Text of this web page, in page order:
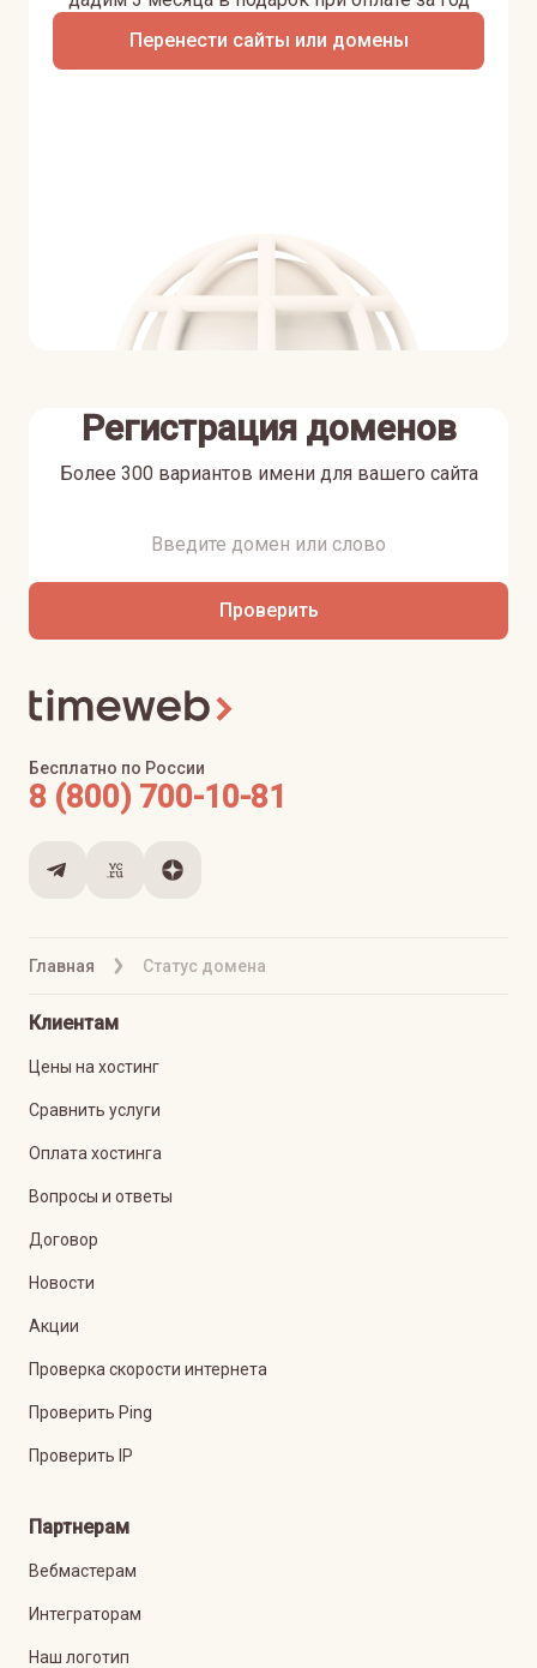
Перенести сайты или домены
Регистрация доменов
Более 300 вариантов имени для вашего сайта
Проверить
Главная Статус домена
Бесплатно по России
8 (800) 700-10-81
Клиентам
Цены на хостинг
Сравнить услуги
Оплата хостинга
Вопросы и ответы
Договор
Новости
Акции
Проверка скорости интернета
Проверить Ping
Проверить IP
Партнерам
Вебмастерам
Интеграторам
Наш логотип